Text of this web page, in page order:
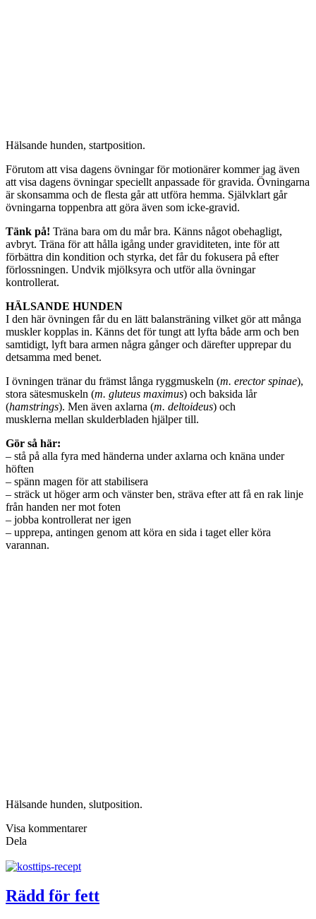
Hälsande hunden, startposition.
Förutom att visa dagens övningar för motionärer kommer jag även
att visa dagens övningar speciellt anpassade för gravida. Övningarna
är skonsamma och de flesta går att utföra hemma. Självklart går
övningarna toppenbra att göra även som icke-gravid.
Tänk på! Träna bara om du mår bra. Känns något obehagligt,
avbryt. Träna för att hålla igång under graviditeten, inte för att
förbättra din kondition och styrka, det får du fokusera på efter
förlossningen. Undvik mjölksyra och utför alla övningar
kontrollerat.
HÄLSANDE HUNDEN
I den här övningen får du en lätt balansträning vilket gör att många
muskler kopplas in. Känns det för tungt att lyfta både arm och ben
samtidigt, lyft bara armen några gånger och därefter upprepar du
detsamma med benet.
I övningen tränar du främst långa ryggmuskeln (m. erector spinae),
stora sätesmuskeln (m. gluteus maximus) och baksida lår
(hamstrings). Men även axlarna (m. deltoideus) och
musklerna mellan skulderbladen hjälper till.
Gör så här:
– stå på alla fyra med händerna under axlarna och knäna under
höften
– spänn magen för att stabilisera
– sträck ut höger arm och vänster ben, sträva efter att få en rak linje
från handen ner mot foten
– jobba kontrollerat ner igen
– upprepa, antingen genom att köra en sida i taget eller köra
varannan.
Hälsande hunden, slutposition.
Visa kommentarer
Dela
Rädd för fett